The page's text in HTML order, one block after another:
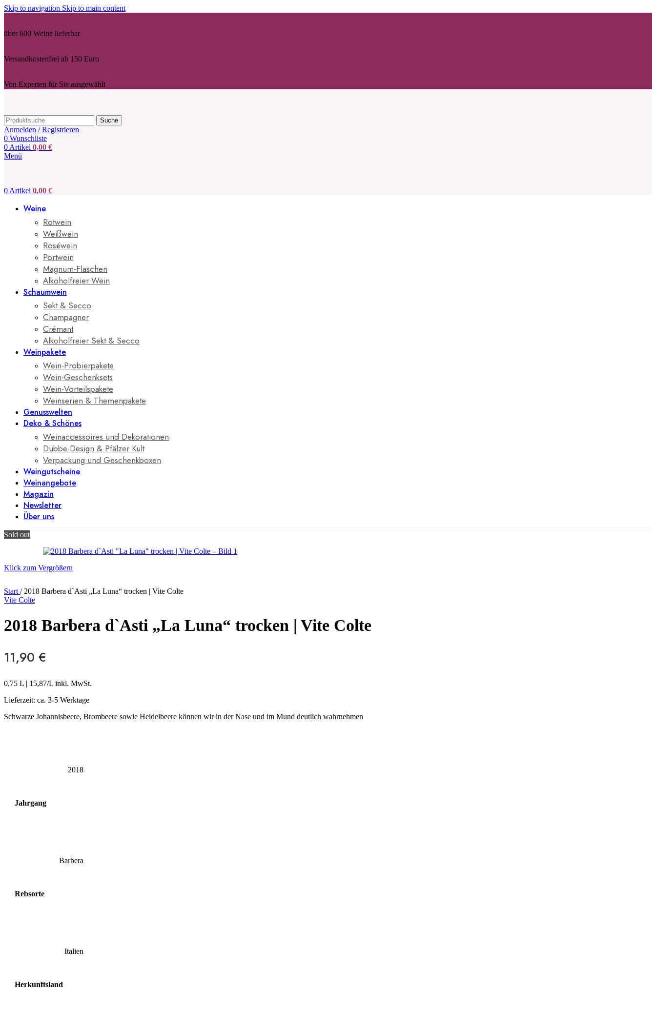
Skip to navigation Skip to main content
über 600 Weine lieferbar
Versandkostenfrei ab 150 Euro
Von Experten für Sie ausgewählt
Suche
Anmelden / Registrieren
0 Wunschliste
0 Artikel 0,00 €
Menü
0 Artikel 0,00 €
Weine
Rotwein
Weißwein
Roséwein
Portwein
Magnum-Flaschen
Alkoholfreier Wein
Schaumwein
Sekt & Secco
Champagner
Crémant
Alkoholfreier Sekt & Secco
Weinpakete
Wein-Probierpakete
Wein-Geschenksets
Wein-Vorteilspakete
Weinserien & Themenpakete
Genusswelten
Deko & Schönes
Weinaccessoires und Dekorationen
Dubbe-Design & Pfälzer Kult
Verpackung und Geschenkboxen
Weingutscheine
Weinangebote
Magazin
Newsletter
Über uns
Sold out
Klick zum Vergrößern
Start / 2018 Barbera d`Asti „La Luna“ trocken | Vite Colte
Vite Colte
2018 Barbera d`Asti „La Luna“ trocken | Vite Colte
11,90 €
0,75 L | 15,87/L inkl. MwSt.
Lieferzeit: ca. 3-5 Werktage
Schwarze Johannisbeere, Brombeere sowie Heidelbeere können wir in der Nase und im Mund deutlich wahrnehmen
Jahrgang
2018
Rebsorte
Barbera
Herkunftsland
Italien